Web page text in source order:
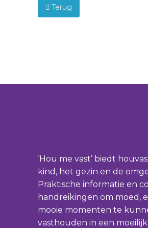
Terug
‘Hou me vast’ biedt
kind, het gezin en de
Praktische informatie en
handreikingen om moed,
mooie momenten te
vasthouden in een